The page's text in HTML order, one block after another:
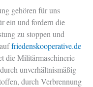
gehören für uns
ein und fordern die
zu stoppen und
friedenskooperative.de
die Militärmaschinerie
unverhältnismäßig
durch Verbrennung